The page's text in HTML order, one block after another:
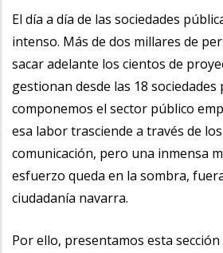
la
El día a día de las sociedades
intenso. Más de dos millares de
sacar adelante los cientos de
gestionan desde las 18 sociedades
componemos el sector público
esa labor trasciende a través de
comunicación, pero una inmensa
esfuerzo queda en la sombra,
ciudadanía navarra.
Por ello, presentamos esta